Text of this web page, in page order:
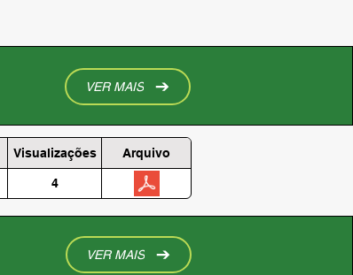
VER MAIS
Visualizações Arquivo
4
VER MAIS